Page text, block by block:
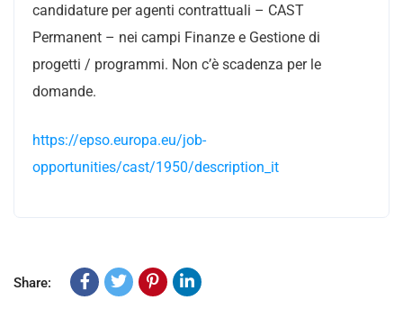
candidature per agenti contrattuali – CAST
Permanent – nei campi Finanze e Gestione di
progetti / programmi. Non c’è scadenza per le
domande.
https://epso.europa.eu/job-
opportunities/cast/1950/description_it
Share: